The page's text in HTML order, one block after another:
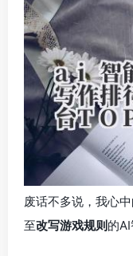
废话不多说，我心
至改写游戏规则的